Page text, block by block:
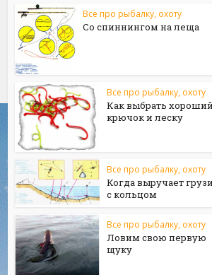
Все про рыбалку, охоту
Со спиннингом на леща
Все про рыбалку, охоту
Как выбрать хороший
крючок и леску
Все про рыбалку, охоту
Когда выручает
с кольцом
Все про рыбалку, охоту
Ловим свою первую
щуку